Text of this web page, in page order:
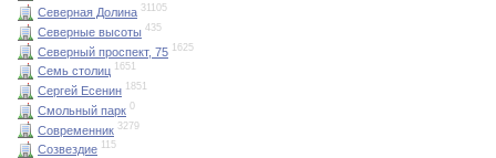
Северная Долина 31105
Северные высоты 435
Северный проспект, 75 1625
Семь столиц 1651
Сергей Есенин 1851
Смольный парк 0
Современник 3279
Созвездие 115